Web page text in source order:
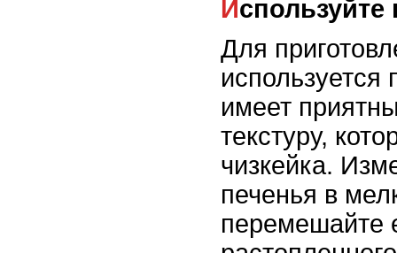
Для
имеет
текстуру,
чизкейка.
печенья в
перемешайте